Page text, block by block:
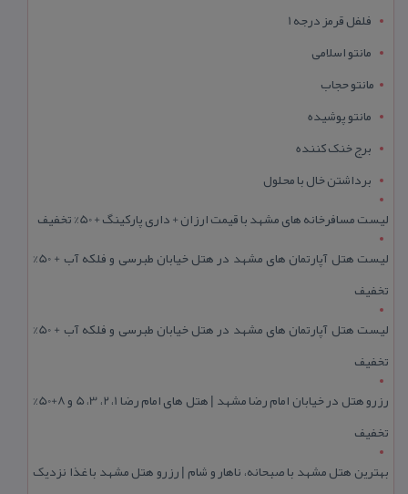
فلفل قرمز درجه 1
مانتو اسلامی
مانتو حجاب
مانتو پوشیده
برج خنک کننده
برداشتن خال با محلول
لیست مسافرخانه های مشهد با قیمت ارزان + داری پارکینگ + 50% تخفیف
لیست هتل آپارتمان های مشهد در هتل خیابان طبرسی و فلکه آب + 50%
تخفیف
لیست هتل آپارتمان های مشهد در هتل خیابان طبرسی و فلکه آب + 50%
تخفیف
رزرو هتل در خیابان امام رضا مشهد | هتل‌ های امام رضا 1، 2، 3، 5 و 8+50%
تخفیف
بهترین هتل مشهد با صبحانه، ناهار و شام | رزرو هتل مشهد با غذا نزدیک